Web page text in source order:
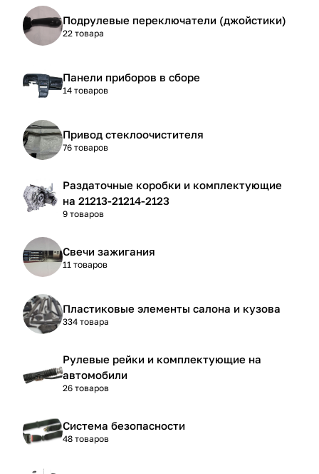
Подрулевые переключатели (джойстики)
22 товара
Панели приборов в сборе
14 товаров
Привод стеклоочистителя
76 товаров
Раздаточные коробки и комплектующие
на 21213-21214-2123
9 товаров
Свечи зажигания
11 товаров
Пластиковые элементы салона и кузова
334 товара
Рулевые рейки и комплектующие на
автомобили
26 товаров
Система безопасности
48 товаров